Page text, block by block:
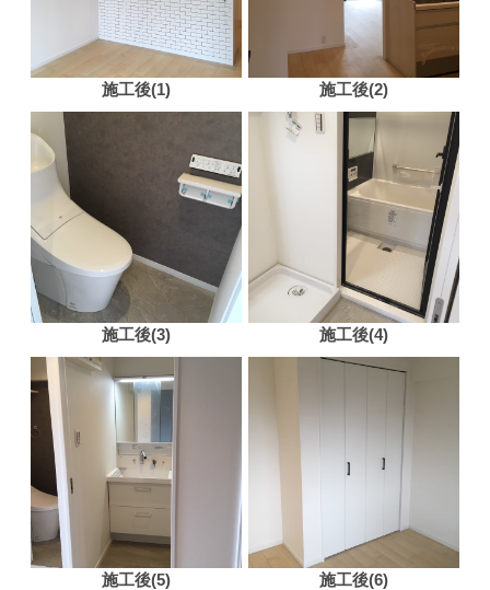
施工後(1) 施工後(2)
施工後(3) 施工後(4)
施工後(5) 施工後(6)